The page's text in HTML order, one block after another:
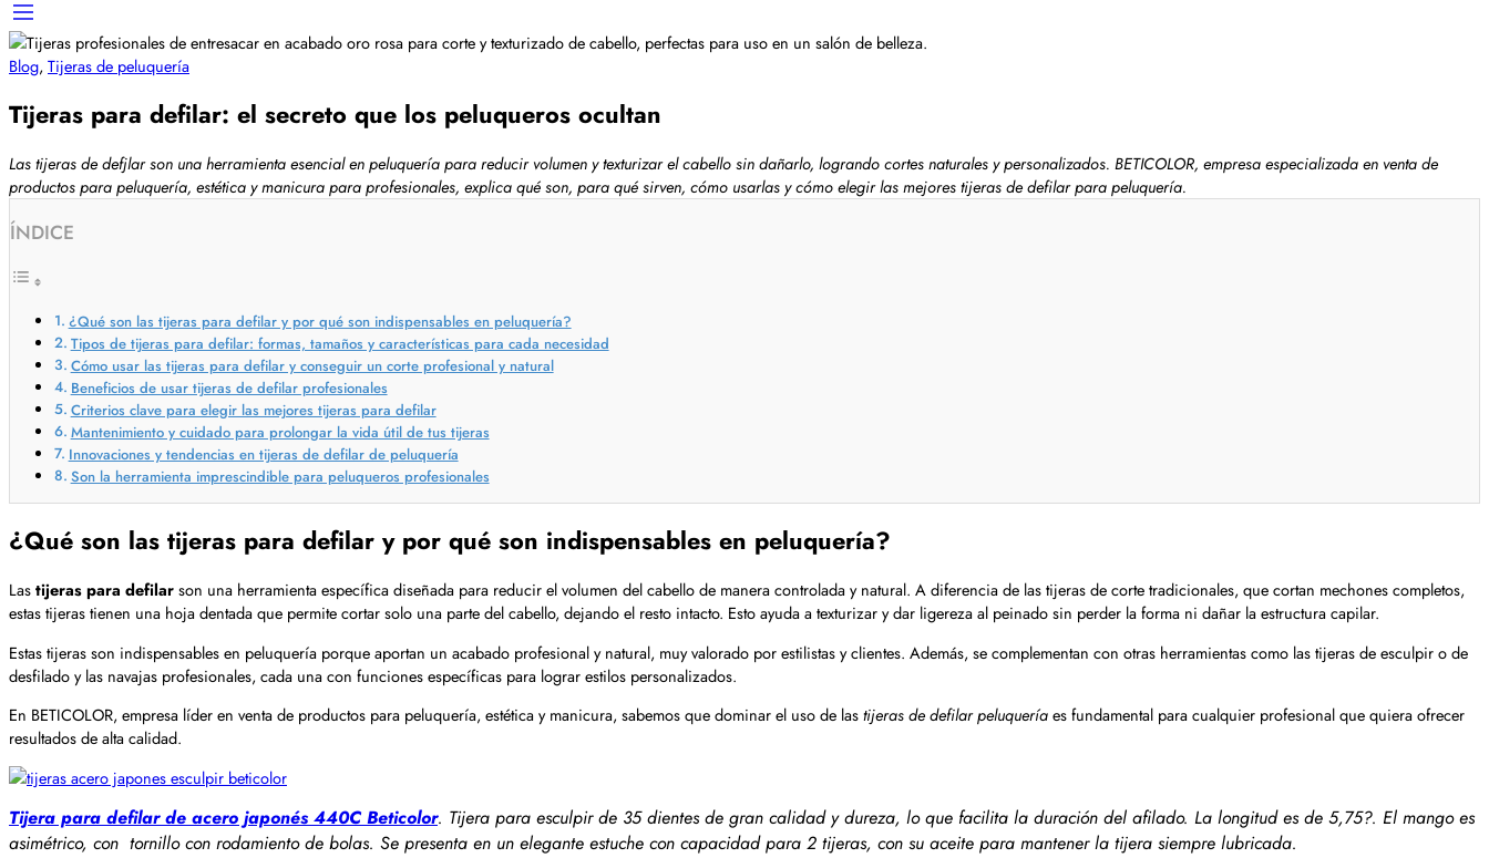
Blog, Tijeras de peluquería
Tijeras para defilar: el secreto que los peluqueros ocultan
Las tijeras de defjlar son una herramienta esencial en peluquería para reducir volumen y texturizar el cabello sin dañarlo, logrando cortes naturales y personalizados. BETICOLOR, empresa especializada en venta de
productos para peluquería, estética y manicura para profesionales, explica qué son, para qué sirven, cómo usarlas y cómo elegir las mejores tijeras de defilar para peluquería.
ÍNDICE
¿Qué son las tijeras para defilar y por qué son indispensables en peluquería?
Tipos de tijeras para defilar: formas, tamaños y características para cada necesidad
Cómo usar las tijeras para defilar y conseguir un corte profesional y natural
Beneficios de usar tijeras de defilar profesionales
Criterios clave para elegir las mejores tijeras para defilar
Mantenimiento y cuidado para prolongar la vida útil de tus tijeras
Innovaciones y tendencias en tijeras de defilar de peluquería
Son la herramienta imprescindible para peluqueros profesionales
¿Qué son las tijeras para defilar y por qué son indispensables en peluquería?
Lastijeras para defilarson una herramienta específica diseñada para reducir el volumen del cabello de manera controlada y natural. A diferencia de las tijeras de corte tradicionales, que cortan mechones completos,
estas tijeras tienen una hoja dentada que permite cortar solo una parte del cabello, dejando el resto intacto. Esto ayuda a texturizar y dar ligereza al peinado sin perder la forma ni dañar la estructura capilar.
Estas tijeras son indispensables en peluquería porque aportan un acabado profesional y natural, muy valorado por estilistas y clientes. Además, se complementan con otras herramientas como las tijeras de esculpir o de
desfilado y las navajas profesionales, cada una con funciones específicas para lograr estilos personalizados.
En BETICOLOR, empresa líder en venta de productos para peluquería, estética y manicura, sabemos que dominar el uso de lastijeras de defilar peluqueríaes fundamental para cualquier profesional que quiera ofrecer
resultados de alta calidad.
Tijera para defilar de acero japonés 440C Beticolor. Tijera para esculpir de 35 dientes de gran calidad y dureza, lo que facilita la duración del afilado. La longitud es de 5,75?. El mango es
asimétrico, con tornillo con rodamiento de bolas. Se presenta en un elegante estuche con capacidad para 2 tijeras, con su aceite para mantener la tijera siempre lubricada.